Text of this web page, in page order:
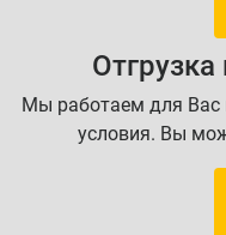
Мы работаем для Вас
условия. Вы